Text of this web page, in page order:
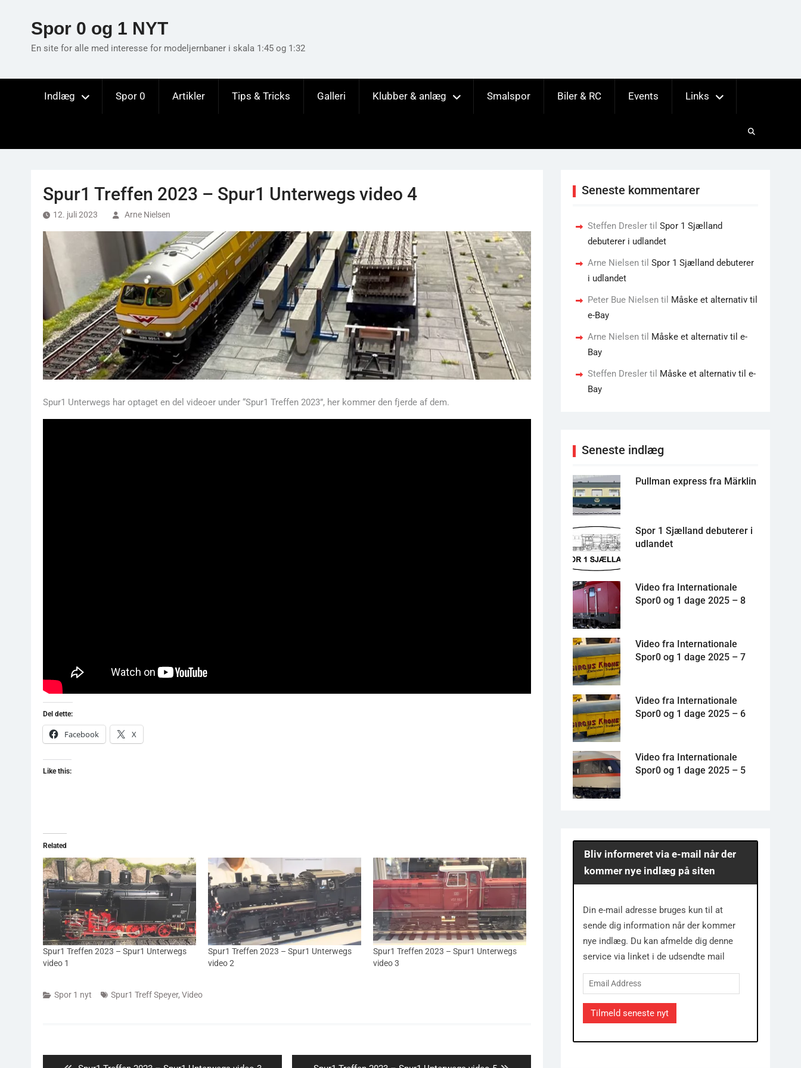
Spor 0 og 1 NYT
En site for alle med interesse for modeljernbaner i skala 1:45 og 1:32
Indlæg Spor 0 Artikler Tips & Tricks Galleri Klubber & anlæg Smalspor Biler & RC Events Links
Spur1 Treffen 2023 – Spur1 Unterwegs video 4
12. juli 2023 Arne Nielsen
Spur1 Unterwegs har optaget en del videoer under “Spur1 Treffen 2023”, her kommer den fjerde af dem.
Del dette:
Facebook X
Like this:
Related
Spur1 Treffen 2023 – Spur1 Unterwegs
video 1
Spur1 Treffen 2023 – Spur1 Unterwegs
video 2
Spur1 Treffen 2023 – Spur1 Unterwegs
video 3
Spor 1 nyt Spur1 Treff Speyer, Video
Seneste kommentarer
Steffen Dresler til Spor 1 Sjælland
debuterer i udlandet
Arne Nielsen til Spor 1 Sjælland debuterer
i udlandet
Peter Bue Nielsen til Måske et alternativ til
e-Bay
Arne Nielsen til Måske et alternativ til e-
Bay
Steffen Dresler til Måske et alternativ til e-
Bay
Seneste indlæg
Pullman express fra Märklin
Spor 1 Sjælland debuterer i
udlandet
Video fra Internationale
Spor0 og 1 dage 2025 – 8
Video fra Internationale
Spor0 og 1 dage 2025 – 7
Video fra Internationale
Spor0 og 1 dage 2025 – 6
Video fra Internationale
Spor0 og 1 dage 2025 – 5
Bliv informeret via e-mail når der
kommer nye indlæg på siten
Din e-mail adresse bruges kun til at
sende dig information når der kommer
nye indlæg. Du kan afmelde dig denne
service via linket i de udsendte mail
Email
Address
Tilmeld seneste nyt